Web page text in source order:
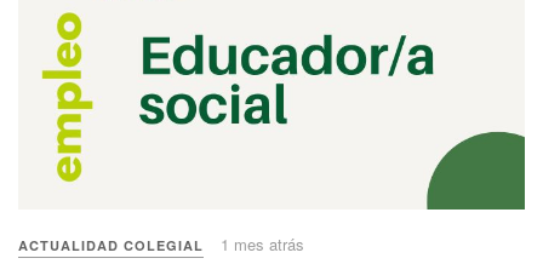
ACTUALIDAD COLEGIAL 1 mes atrás